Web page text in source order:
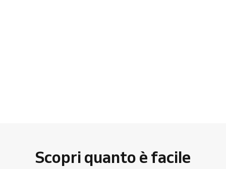
Scopri quanto è facile